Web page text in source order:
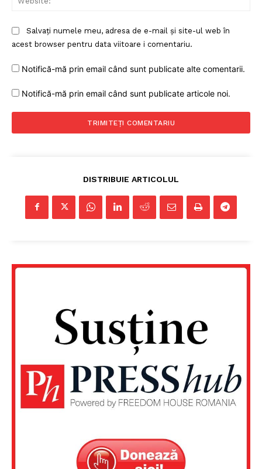
Un proiect
FREEDOM HOUSE ROMÂNIA
PRESShub
Despre noi / Echipa
Salvați numele meu, adresa de e-mail și site-ul web în
acest browser pentru data viitoare i comentariu.
Notifică-mă prin email când sunt publicate alte comentarii.
Notifică-mă prin email când sunt publicate articole noi.
DISTRIBUIE ARTICOLUL